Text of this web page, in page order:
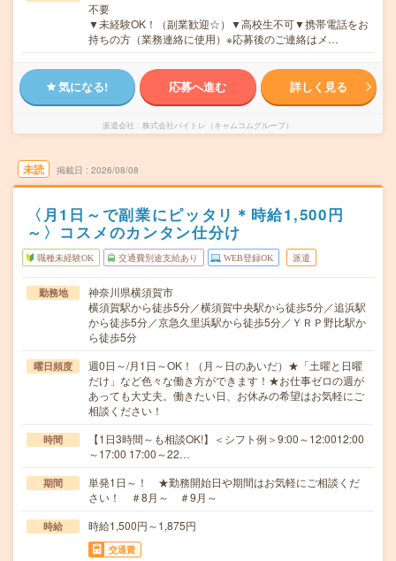
不要
▼未経験OK！（副業歓迎☆）▼高校生不可▼携帯電話をお
持ちの方（業務連絡に使用）※応募後のご連絡はメ…
気になる! 応募へ進む 詳しく見る
派遣会社 株式会社バイトレ（キャムコムグループ）
未読 掲載日 2026/08/08
〈月1日～で副業にピッタリ＊時給1,500円
～〉コスメのカンタン仕分け
職種未経験OK 交通費別途支給あり WEB登録OK 派遣
勤務地
神奈川県横須賀市
横須賀駅から徒歩5分／横須賀中央駅から徒歩5分／追浜駅
から徒歩5分／京急久里浜駅から徒歩5分／ＹＲＰ野比駅か
ら徒歩5分
曜日頻度
週0日～/月1日～OK！（月～日のあいだ）★「土曜と日曜
だけ」など色々な働き方ができます！★お仕事ゼロの週が
あっても大丈夫。働きたい日、お休みの希望はお気軽にご
相談ください！
時間
【1日3時間～も相談OK!】＜シフト例＞9:00～12:0012:00
～17:00 17:00～22…
期間
単発1日～！ ★勤務開始日や期間はお気軽にご相談くだ
さい！ ＃8月～ ＃9月～
時給 時給1,500円～1,875円
交通費